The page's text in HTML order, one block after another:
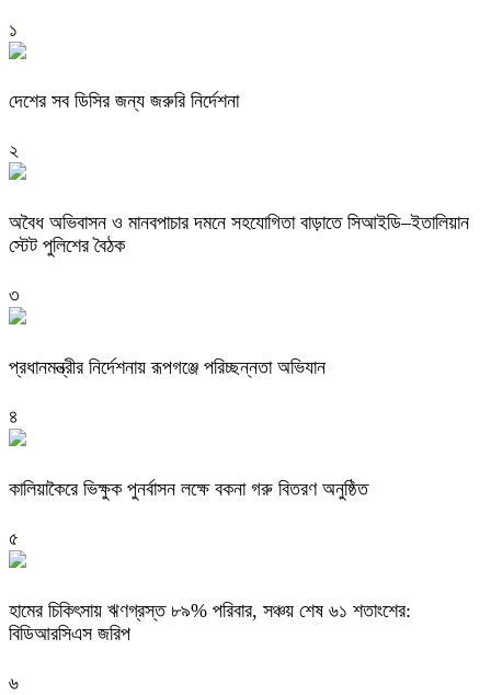
১
দেশের সব ডিসির জন্য জরুরি নির্দেশনা
২
অবৈধ অভিবাসন ও মানবপাচার দমনে সহযোগিতা বাড়াতে সিআইডি–ইতালিয়ান
স্টেট পুলিশের বৈঠক
৩
প্রধানমন্ত্রীর নির্দেশনায় রূপগঞ্জে পরিচ্ছন্নতা অভিযান
৪
কালিয়াকৈরে ভিক্ষুক পুনর্বাসন লক্ষে বকনা গরু বিতরণ অনুষ্ঠিত
৫
হামের চিকিৎসায় ঋণগ্রস্ত ৮৯% পরিবার, সঞ্চয় শেষ ৬১ শতাংশের:
বিডিআরসিএস জরিপ
৬